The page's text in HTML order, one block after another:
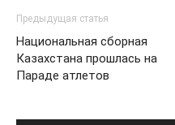
Предыдущая статья
Национальная сборная
Казахстана прошлась на
Параде атлетов